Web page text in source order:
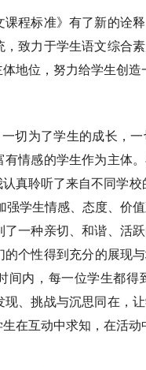
程标准》有了新的诠
致力于学生语文综合
地位，努力给学生创造
切为了学生的成长，
情感的学生作为主体
真聆听了来自不同学
强学生情感、态度、价
一种亲切、和谐、活
的个性得到充分的展
间内，每一位学生都
、挑战与沉思同在，
在互动中求知，在活动